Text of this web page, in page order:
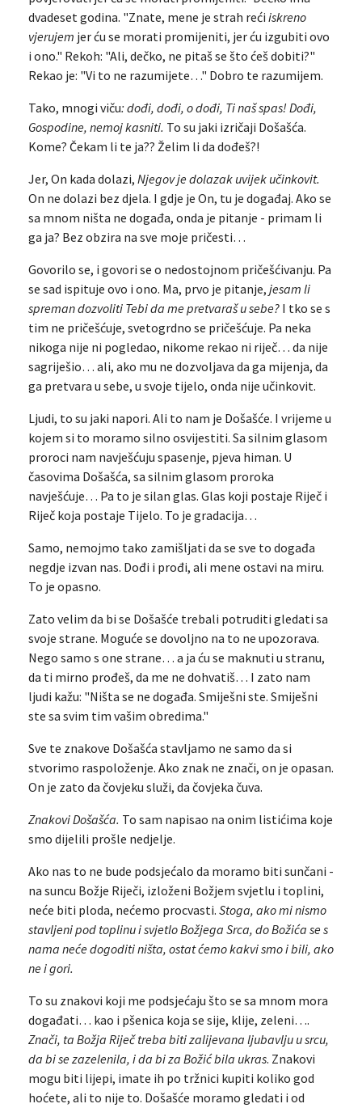
dvadeset godina. "Znate, mene je strah reći iskreno
vjerujem jer ću se morati promijeniti, jer ću izgubiti ovo
i ono." Rekoh: "Ali, dečko, ne pitaš se što ćeš dobiti?"
Rekao je: "Vi to ne razumijete…" Dobro te razumijem.
Tako, mnogi viču: dođi, dođi, o dođi, Ti naš spas! Dođi,
Gospodine, nemoj kasniti. To su jaki izričaji Došašća.
Kome? Čekam li te ja?? Želim li da dođeš?!
Jer, On kada dolazi, Njegov je dolazak uvijek učinkovit.
On ne dolazi bez djela. I gdje je On, tu je događaj. Ako se
sa mnom ništa ne događa, onda je pitanje - primam li
ga ja? Bez obzira na sve moje pričesti…
Govorilo se, i govori se o nedostojnom pričešćivanju. Pa
se sad ispituje ovo i ono. Ma, prvo je pitanje, jesam li
spreman dozvoliti Tebi da me pretvaraš u sebe?I tko se s
tim ne pričešćuje, svetogrdno se pričešćuje. Pa neka
nikoga nije ni pogledao, nikome rekao ni riječ… da nije
sagriješio… ali, ako mu ne dozvoljava da ga mijenja, da
ga pretvara u sebe, u svoje tijelo, onda nije učinkovit.
Ljudi, to su jaki napori. Ali to nam je Došašće. I vrijeme u
kojem si to moramo silno osvijestiti. Sa silnim glasom
proroci nam navješćuju spasenje, pjeva himan. U
časovima Došašća, sa silnim glasom proroka
navješćuje… Pa to je silan glas. Glas koji postaje Riječ i
Riječ koja postaje Tijelo. To je gradacija…
Samo, nemojmo tako zamišljati da se sve to događa
negdje izvan nas. Dođi i prođi, ali mene ostavi na miru.
To je opasno.
Zato velim da bi se Došašće trebali potruditi gledati sa
svoje strane. Moguće se dovoljno na to ne upozorava.
Nego samo s one strane… a ja ću se maknuti u stranu,
da ti mirno prođeš, da me ne dohvatiš… I zato nam
ljudi kažu: "Ništa se ne događa. Smiješni ste. Smiješni
ste sa svim tim vašim obredima."
Sve te znakove Došašća stavljamo ne samo da si
stvorimo raspoloženje. Ako znak ne znači, on je opasan.
On je zato da čovjeku služi, da čovjeka čuva.
Znakovi Došašća. To sam napisao na onim listićima koje
smo dijelili prošle nedjelje.
Ako nas to ne bude podsjećalo da moramo biti sunčani -
na suncu Božje Riječi, izloženi Božjem svjetlu i toplini,
neće biti ploda, nećemo procvasti. Stoga, ako mi nismo
stavljeni pod toplinu i svjetlo Božjega Srca, do Božića se s
nama neće dogoditi ništa, ostat ćemo kakvi smo i bili, ako
ne i gori.
To su znakovi koji me podsjećaju što se sa mnom mora
događati… kao i pšenica koja se sije, klije, zeleni….
Znači, ta Božja Riječ treba biti zalijevana ljubavlju u srcu,
da bi se zazelenila, i da bi za Božić bila ukras. Znakovi
mogu biti lijepi, imate ih po tržnici kupiti koliko god
hoćete, ali to nije to. Došašće moramo gledati i od